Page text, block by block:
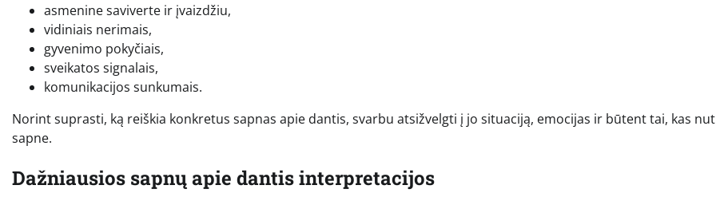
asmenine saviverte ir įvaizdžiu,
vidiniais nerimais,
gyvenimo pokyčiais,
sveikatos signalais,
komunikacijos sunkumais.
Norint suprasti, ką reiškia konkretus sapnas apie dantis, svarbu atsižvelgti į jo situaciją, emocijas ir būtent tai, kas
sapne.
Dažniausios sapnų apie dantis interpretacijos